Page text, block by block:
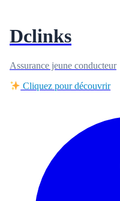
Dclinks
Assurance jeune conducteur
Cliquez pour découvrir